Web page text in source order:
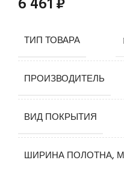
6 461₽
ТИП ТОВАРА
ПРОИЗВОДИТЕЛЬ
ВИД ПОКРЫТИЯ
ШИРИНА ПОЛОТНА,